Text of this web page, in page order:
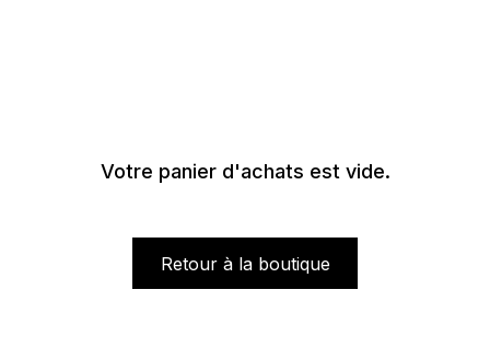
Votre panier d'achats est vide.
Retour à la boutique